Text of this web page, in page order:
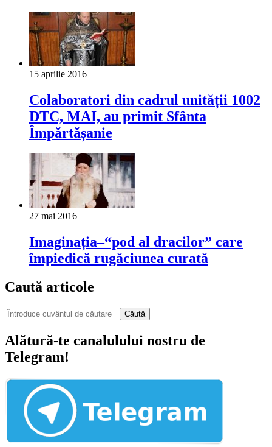
15 aprilie 2016
Colaboratori din cadrul unității 1002
DTC, MAI, au primit Sfânta
Împărtășanie
27 mai 2016
Imaginația–“pod al dracilor” care
împiedică rugăciunea curată
Caută articole
Căută
Alătură-te canalulului nostru de
Telegram!